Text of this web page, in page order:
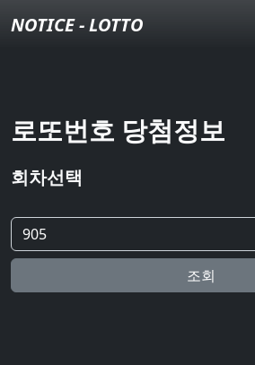
NOTICE - LOTTO
로또번호 당첨정보
회차선택
조회